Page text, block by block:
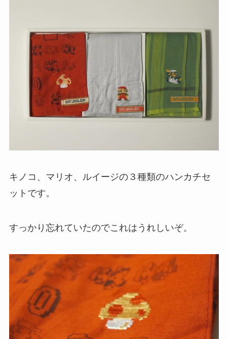
キノコ、マリオ、ルイージの３種類のハンカチセ
ットです。
すっかり忘れていたのでこれはうれしいぞ。